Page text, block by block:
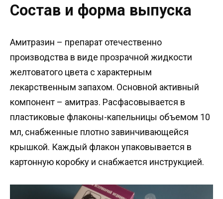
Состав и форма выпуска
Амитразин – препарат отечественно
производства в виде прозрачной жидкости
желтоватого цвета с характерным
лекарственным запахом. Основной активный
компонент – амитраз. Расфасовывается в
пластиковые флаконы-капельницы объемом 10
мл, снабженные плотно завинчивающейся
крышкой. Каждый флакон упаковывается в
картонную коробку и снабжается инструкцией.